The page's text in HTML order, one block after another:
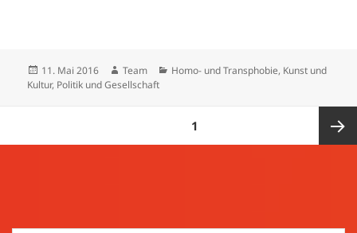
Veröffentlicht
am
11. Mai 2016 Autor
Team Kategorien
Homo- und Transphobie, Kunst und
Kultur, Politik und Gesellschaft
1